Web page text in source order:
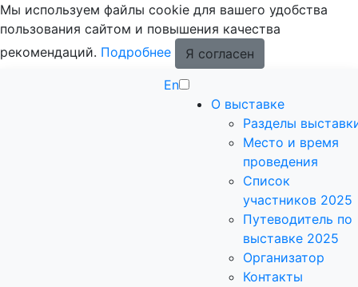
Мы используем файлы cookie для вашего удобства
пользования сайтом и повышения качества
рекомендаций. Подробнее
Я согласен
En
О выставке
Разделы
Место и время
проведения
Список
участников 2025
Путеводитель по
выставке 2025
Организатор
Контакты